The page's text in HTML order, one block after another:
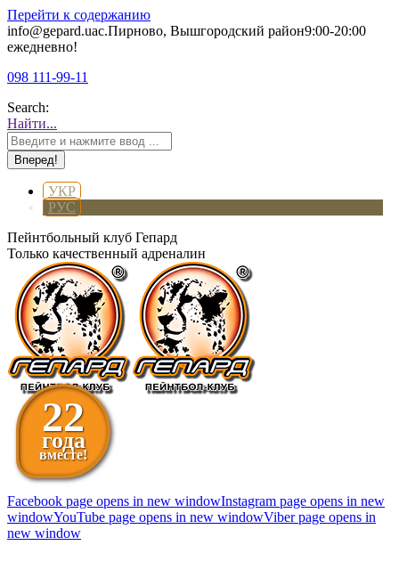
Перейти к содержанию
info@gepard.uaс.Пирново, Вышгородский район9:00-20:00
ежедневно!
098 111-99-11
Search:
Найти...
УКР
РУС
Пейнтбольный клуб Гепард
Только качественный адреналин
22
года
вместе!
Facebook page opens in new windowInstagram page opens in new
windowYouTube page opens in new windowViber page opens in
new window